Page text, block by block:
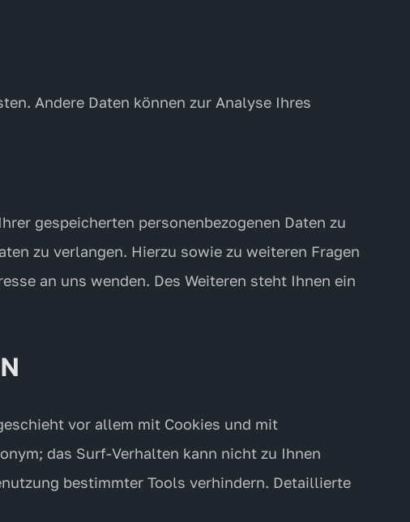
Andere Daten können zur Analyse Ihres
gespeicherten personenbezogenen Daten zu
zu verlangen. Hierzu sowie zu weiteren Fragen
an uns wenden. Des Weiteren steht Ihnen ein
vor allem mit Cookies und mit
das Surf-Verhalten kann nicht zu Ihnen
bestimmter Tools verhindern. Detaillierte